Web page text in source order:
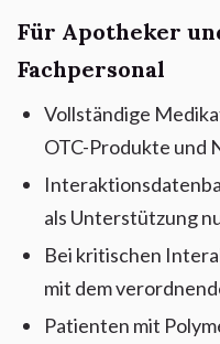
Für Apotheker
Fachpersonal
Vollständige
OTC-Produkte und
als Unterstützung
Bei kritischen
mit dem
Patienten mit